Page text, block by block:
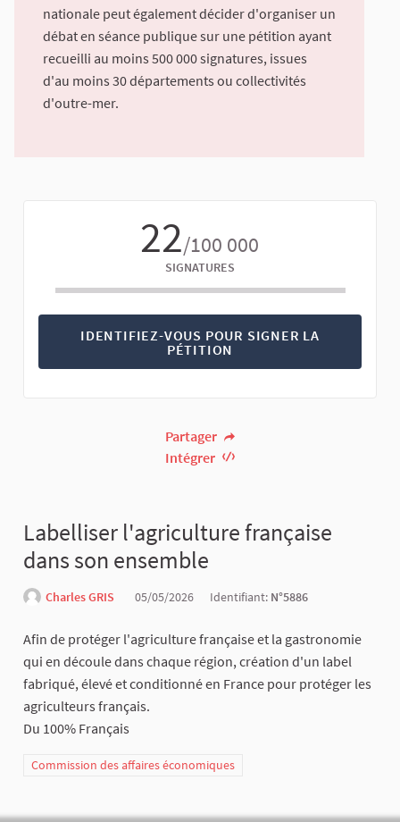
nationale peut également décider d'organiser un
débat en séance publique sur une pétition ayant
recueilli au moins 500 000 signatures, issues
d'au moins 30 départements ou collectivités
d'outre-mer.
22/100 000
SIGNATURES
IDENTIFIEZ-VOUS POUR SIGNER LA
PÉTITION
Partager
Intégrer
Labelliser l'agriculture française
dans son ensemble
Charles GRIS 05/05/2026 Identifiant: N°5886
Afin de protéger l'agriculture française et la gastronomie
qui en découle dans chaque région, création d'un label
fabriqué, élevé et conditionné en France pour protéger les
agriculteurs français.
Du 100% Français
Commission des affaires économiques